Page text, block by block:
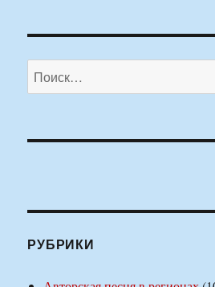
Искать:
РУБРИКИ